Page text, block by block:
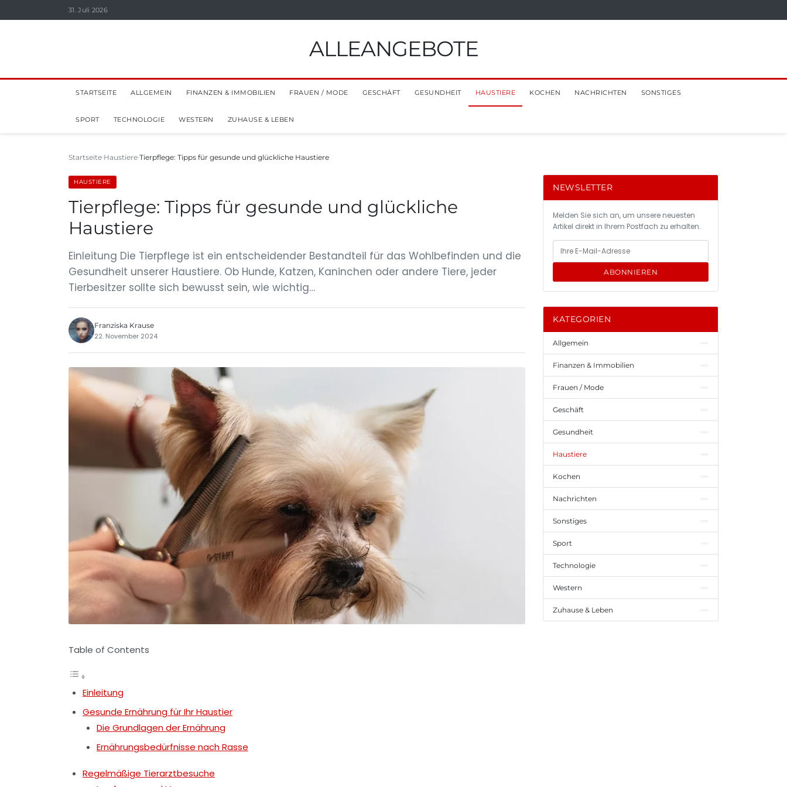
31. Juli 2026
ALLEANGEBOTE
STARTSEITE ALLGEMEIN FINANZEN & IMMOBILIEN FRAUEN / MODE GESCHÄFT GESUNDHEIT HAUSTIERE KOCHEN NACHRICHTEN SONSTIGES
SPORT TECHNOLOGIE WESTERN ZUHAUSE & LEBEN
Startseite Haustiere Tierpflege: Tipps für gesunde und glückliche Haustiere
HAUSTIERE
Tierpflege: Tipps für gesunde und glückliche
Haustiere
Einleitung Die Tierpflege ist ein entscheidender Bestandteil für das Wohlbefinden und die
Gesundheit unserer Haustiere. Ob Hunde, Katzen, Kaninchen oder andere Tiere, jeder
Tierbesitzer sollte sich bewusst sein, wie wichtig…
Franziska Krause
22. November 2024
Table of Contents
Einleitung
Gesunde Ernährung für Ihr Haustier
Die Grundlagen der Ernährung
Ernährungsbedürfnisse nach Rasse
Regelmäßige Tierarztbesuche
NEWSLETTER
Melden Sie sich an, um unsere neuesten
Artikel direkt in Ihrem Postfach zu erhalten.
ABONNIEREN
KATEGORIEN
Allgemein
Finanzen & Immobilien
Frauen / Mode
Geschäft
Gesundheit
Haustiere
Kochen
Nachrichten
Sonstiges
Sport
Technologie
Western
Zuhause & Leben